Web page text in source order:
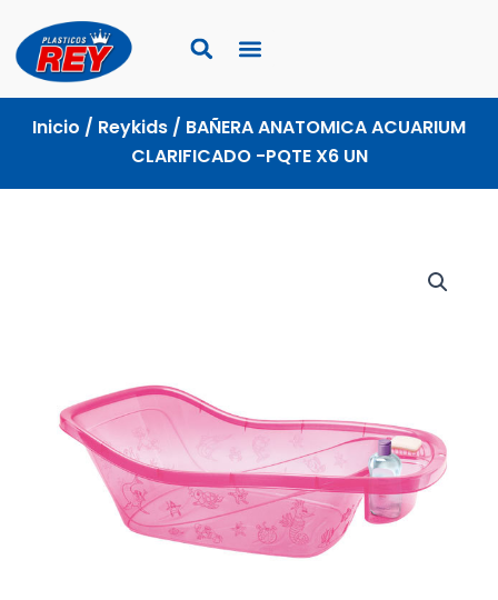
contenido
Inicio / Reykids / BAÑERA ANATOMICA ACUARIUM
CLARIFICADO -PQTE X6 UN